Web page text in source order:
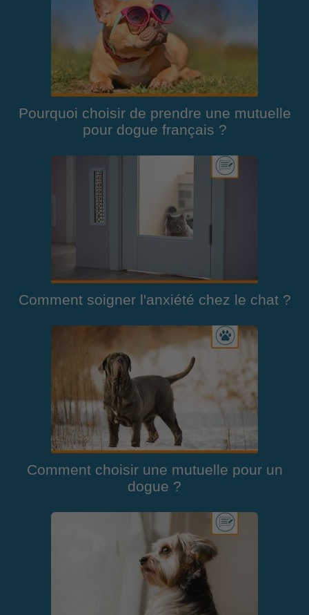
Pourquoi choisir de prendre une mutuelle
pour dogue français ?
Comment soigner l'anxiété chez le chat ?
Comment choisir une mutuelle pour un
dogue ?